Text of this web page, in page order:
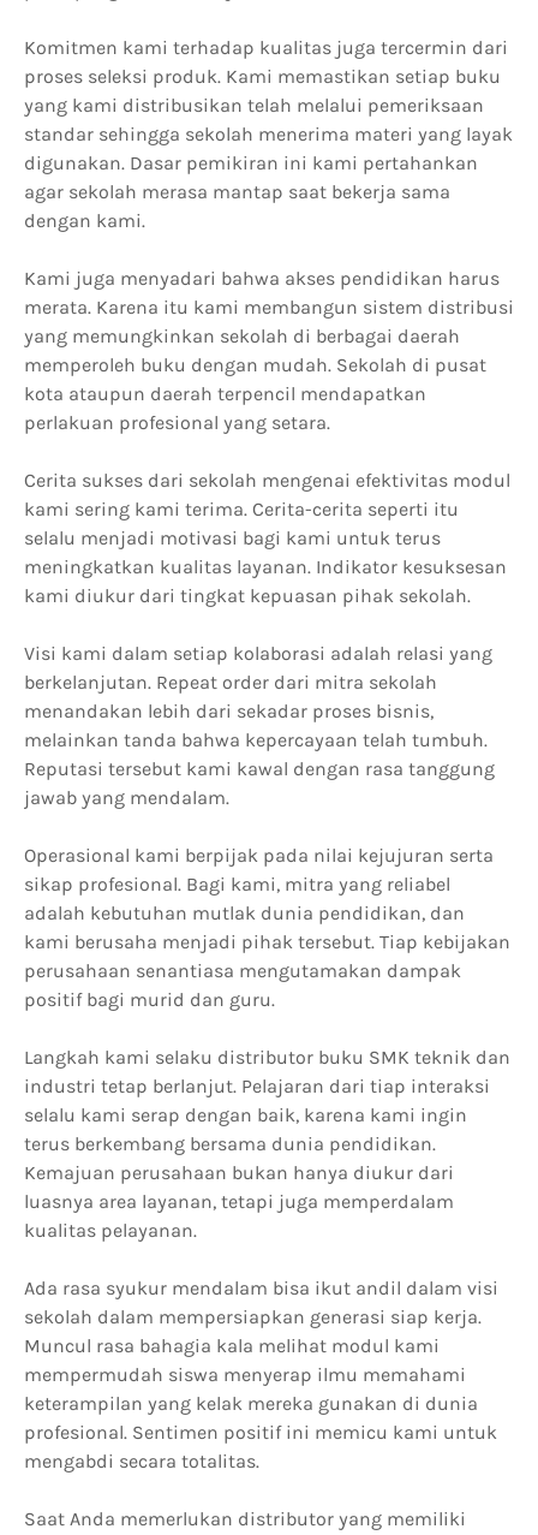
Komitmen kami terhadap kualitas juga tercermin dari
proses seleksi produk. Kami memastikan setiap buku
yang kami distribusikan telah melalui pemeriksaan
standar sehingga sekolah menerima materi yang layak
digunakan. Dasar pemikiran ini kami pertahankan
agar sekolah merasa mantap saat bekerja sama
dengan kami.
Kami juga menyadari bahwa akses pendidikan harus
merata. Karena itu kami membangun sistem distribusi
yang memungkinkan sekolah di berbagai daerah
memperoleh buku dengan mudah. Sekolah di pusat
kota ataupun daerah terpencil mendapatkan
perlakuan profesional yang setara.
Cerita sukses dari sekolah mengenai efektivitas modul
kami sering kami terima. Cerita-cerita seperti itu
selalu menjadi motivasi bagi kami untuk terus
meningkatkan kualitas layanan. Indikator kesuksesan
kami diukur dari tingkat kepuasan pihak sekolah.
Visi kami dalam setiap kolaborasi adalah relasi yang
berkelanjutan. Repeat order dari mitra sekolah
menandakan lebih dari sekadar proses bisnis,
melainkan tanda bahwa kepercayaan telah tumbuh.
Reputasi tersebut kami kawal dengan rasa tanggung
jawab yang mendalam.
Operasional kami berpijak pada nilai kejujuran serta
sikap profesional. Bagi kami, mitra yang reliabel
adalah kebutuhan mutlak dunia pendidikan, dan
kami berusaha menjadi pihak tersebut. Tiap kebijakan
perusahaan senantiasa mengutamakan dampak
positif bagi murid dan guru.
Langkah kami selaku distributor buku SMK teknik dan
industri tetap berlanjut. Pelajaran dari tiap interaksi
selalu kami serap dengan baik, karena kami ingin
terus berkembang bersama dunia pendidikan.
Kemajuan perusahaan bukan hanya diukur dari
luasnya area layanan, tetapi juga memperdalam
kualitas pelayanan.
Ada rasa syukur mendalam bisa ikut andil dalam visi
sekolah dalam mempersiapkan generasi siap kerja.
Muncul rasa bahagia kala melihat modul kami
mempermudah siswa menyerap ilmu memahami
keterampilan yang kelak mereka gunakan di dunia
profesional. Sentimen positif ini memicu kami untuk
mengabdi secara totalitas.
Saat Anda memerlukan distributor yang memiliki